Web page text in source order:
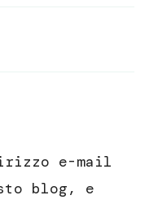
e-mail
blog, e